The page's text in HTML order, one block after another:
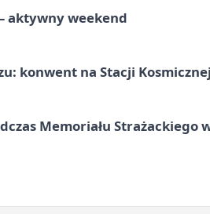
aktywny weekend
konwent na Stacji
Memoriału Strażackiego